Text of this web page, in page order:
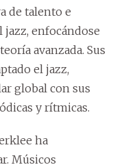
de talento e
enfocándose
avanzada. Sus
el jazz,
global con sus
y rítmicas.
ha
Músicos